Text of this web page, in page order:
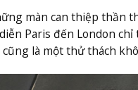
màn can thiệp thần
Paris đến London
là một thử thách